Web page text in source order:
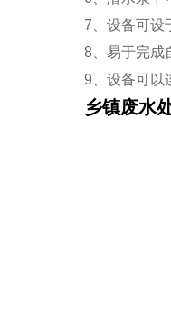
7、设备可设
8、易于完成
9、设备可以
乡镇废水